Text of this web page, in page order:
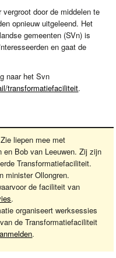
door de middelen te
opnieuw uitgeleend. Het
gemeenten (SVn) is
en gaat de
naar het Svn
transformatiefaciliteit.
liepen mee met
Bob van Leeuwen. Zij zijn
Transformatiefaciliteit.
minister Ollongren.
de faciliteit van
.
organiseert werksessies
de Transformatiefaciliteit
.